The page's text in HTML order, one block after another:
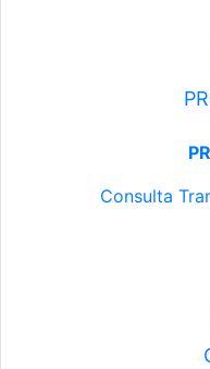
Consulta